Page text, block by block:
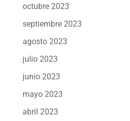
octubre 2023
septiembre 2023
agosto 2023
julio 2023
junio 2023
mayo 2023
abril 2023